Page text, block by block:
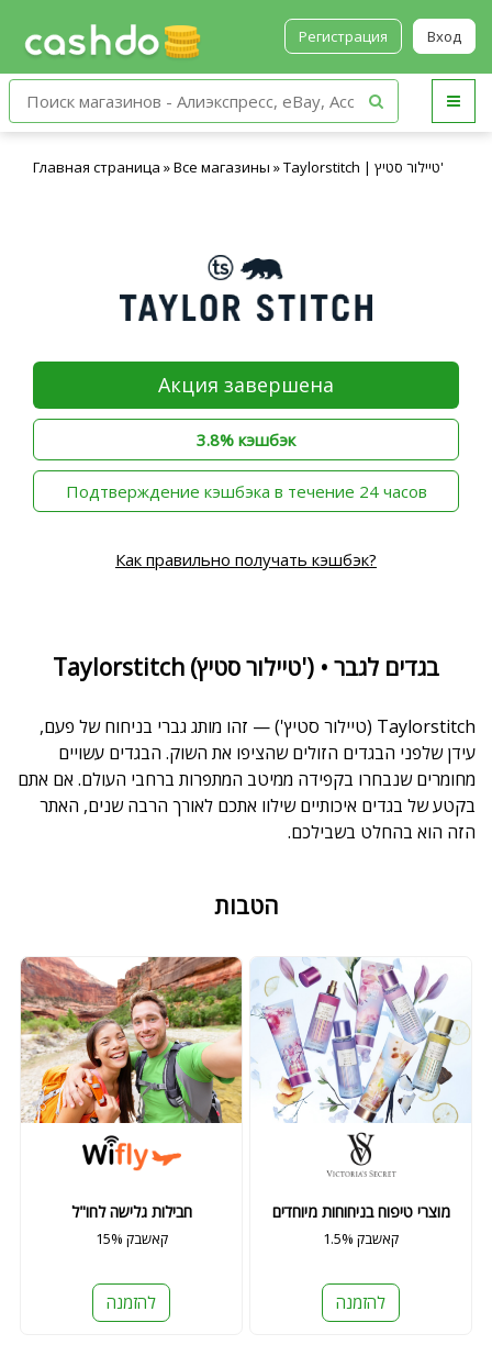
Регистрация Вход
Главная страница »Все магазины » Taylorstitch | טיילור סטיץ'
Акция завершена
3.8% кэшбэк
‫Подтверждение кэшбэка в течение 24 часов
Как правильно получать кэшбэк?
Taylorstitch (טיילור סטיץ') • בגדים לגבר
Taylorstitch (טיילור סטיץ') — זהו מותג גברי בניחוח של פעם,
עידן שלפני הבגדים הזולים שהציפו את השוק. הבגדים עשויים
מחומרים שנבחרו בקפידה ממיטב המתפרות ברחבי העולם. אם אתם
בקטע של בגדים איכותיים שילוו אתכם לאורך הרבה שנים, האתר
הזה הוא בהחלט בשבילכם.
הטבות
חבילות גלישה לחו"ל
15% קאשבק
להזמנה
מוצרי טיפוח בניחוחות מיוחדים
1.5% קאשבק
להזמנה